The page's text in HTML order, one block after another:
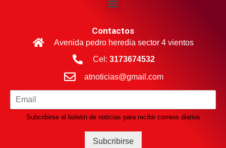
Contactos
Avenida pedro heredia sector 4 vientos
Cel: 3173674532
atnoticias@gmail.com
Subcribirse al boletin de noticias para recibir correos diarios
Subcribirse